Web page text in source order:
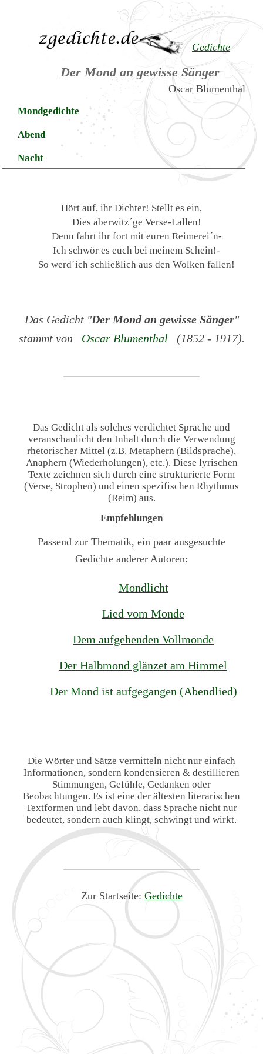
Gedichte
Der Mond an gewisse Sänger
Oscar Blumenthal
Mondgedichte
Abend
Nacht
Hört auf, ihr Dichter! Stellt es ein,
Dies aberwitz´ge Verse-Lallen!
Denn fahrt ihr fort mit euren Reimerei´n-
Ich schwör es euch bei meinem Schein!-
So werd´ich schließlich aus den Wolken fallen!
Das Gedicht "Der Mond an gewisse Sänger"
stammt von
Oscar Blumenthal (1852 - 1917).
Das Gedicht als solches verdichtet Sprache und
veranschaulicht den Inhalt durch die Verwendung
rhetorischer Mittel (z.B. Metaphern (Bildsprache),
Anaphern (Wiederholungen), etc.). Diese lyrischen
Texte zeichnen sich durch eine strukturierte Form
(Verse, Strophen) und einen spezifischen Rhythmus
(Reim) aus.
Empfehlungen
Passend zur Thematik, ein paar ausgesuchte
Gedichte anderer Autoren:
Mondlicht
Lied vom Monde
Dem aufgehenden Vollmonde
Der Halbmond glänzet am Himmel
Der Mond ist aufgegangen (Abendlied)
Die Wörter und Sätze vermitteln nicht nur einfach
Informationen, sondern kondensieren & destillieren
Stimmungen, Gefühle, Gedanken oder
Beobachtungen. Es ist eine der ältesten literarischen
Textformen und lebt davon, dass Sprache nicht nur
bedeutet, sondern auch klingt, schwingt und wirkt.
Zur Startseite: Gedichte